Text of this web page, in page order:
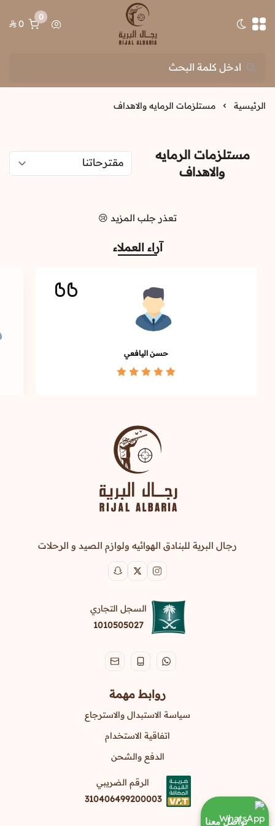
تبديل الوضع الداكنرجال البرية
0
0
الرئيسية مستلزمات الرمايه والاهداف
مستلزمات الرمايه
والاهداف
تعذر جلب المزيد 😢
آراء العملاء
حسن اليافعي
رجال البرية للبنادق الهوائيه ولوازم الصيد و الرحلات
السجل التجاري
1010505027
روابط مهمة
سياسة الاستبدال والاسترجاع
اتفاقية الاستخدام
الدفع والشحن
الرقم الضريبي
310406499200003
تواصل معنا